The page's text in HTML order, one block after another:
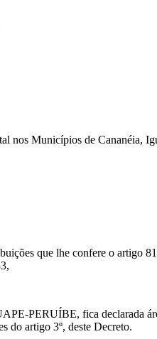
nos Municípios de Cananéia,
que lhe confere o artigo
PERUÍBE, fica declarada
do artigo 3º, deste Decreto.